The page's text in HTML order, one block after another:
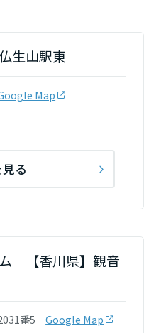
生山駅東
Map
る
【香川県】観音
番5 Google Map